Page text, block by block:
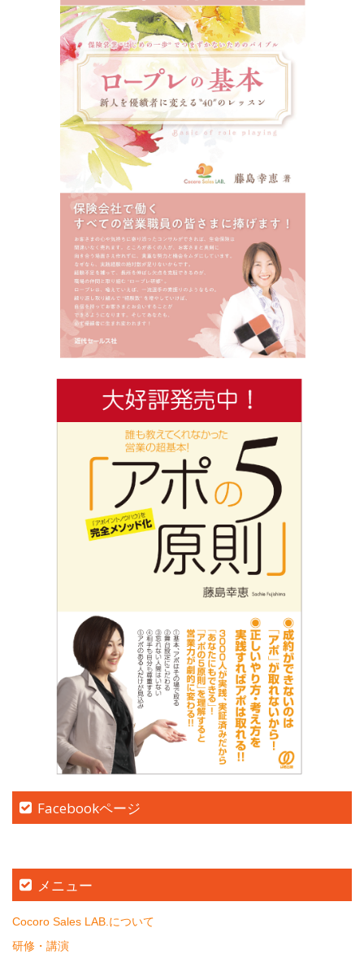
Facebookページ
メニュー
Cocoro Sales LAB.について
研修・講演